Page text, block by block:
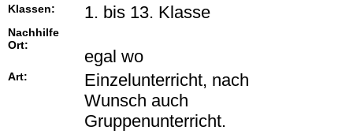
Klassen: 1. bis 13. Klasse
Nachhilfe
Ort:
egal wo
Art:
Einzelunterricht, nach
Wunsch auch
Gruppenunterricht.